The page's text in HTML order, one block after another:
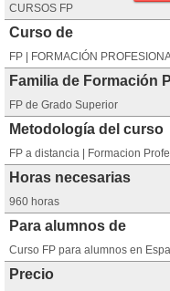
CURSOS FP
Curso de
FP | FORMACIÓN
Familia de Formación
FP de Grado Superior
Metodología del curso
FP a distancia | Formacion
Horas necesarias
960 horas
Para alumnos de
Curso FP para alumnos en
Precio